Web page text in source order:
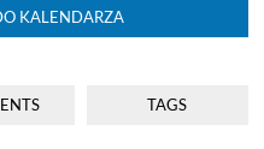
KALENDARZA
TAGS